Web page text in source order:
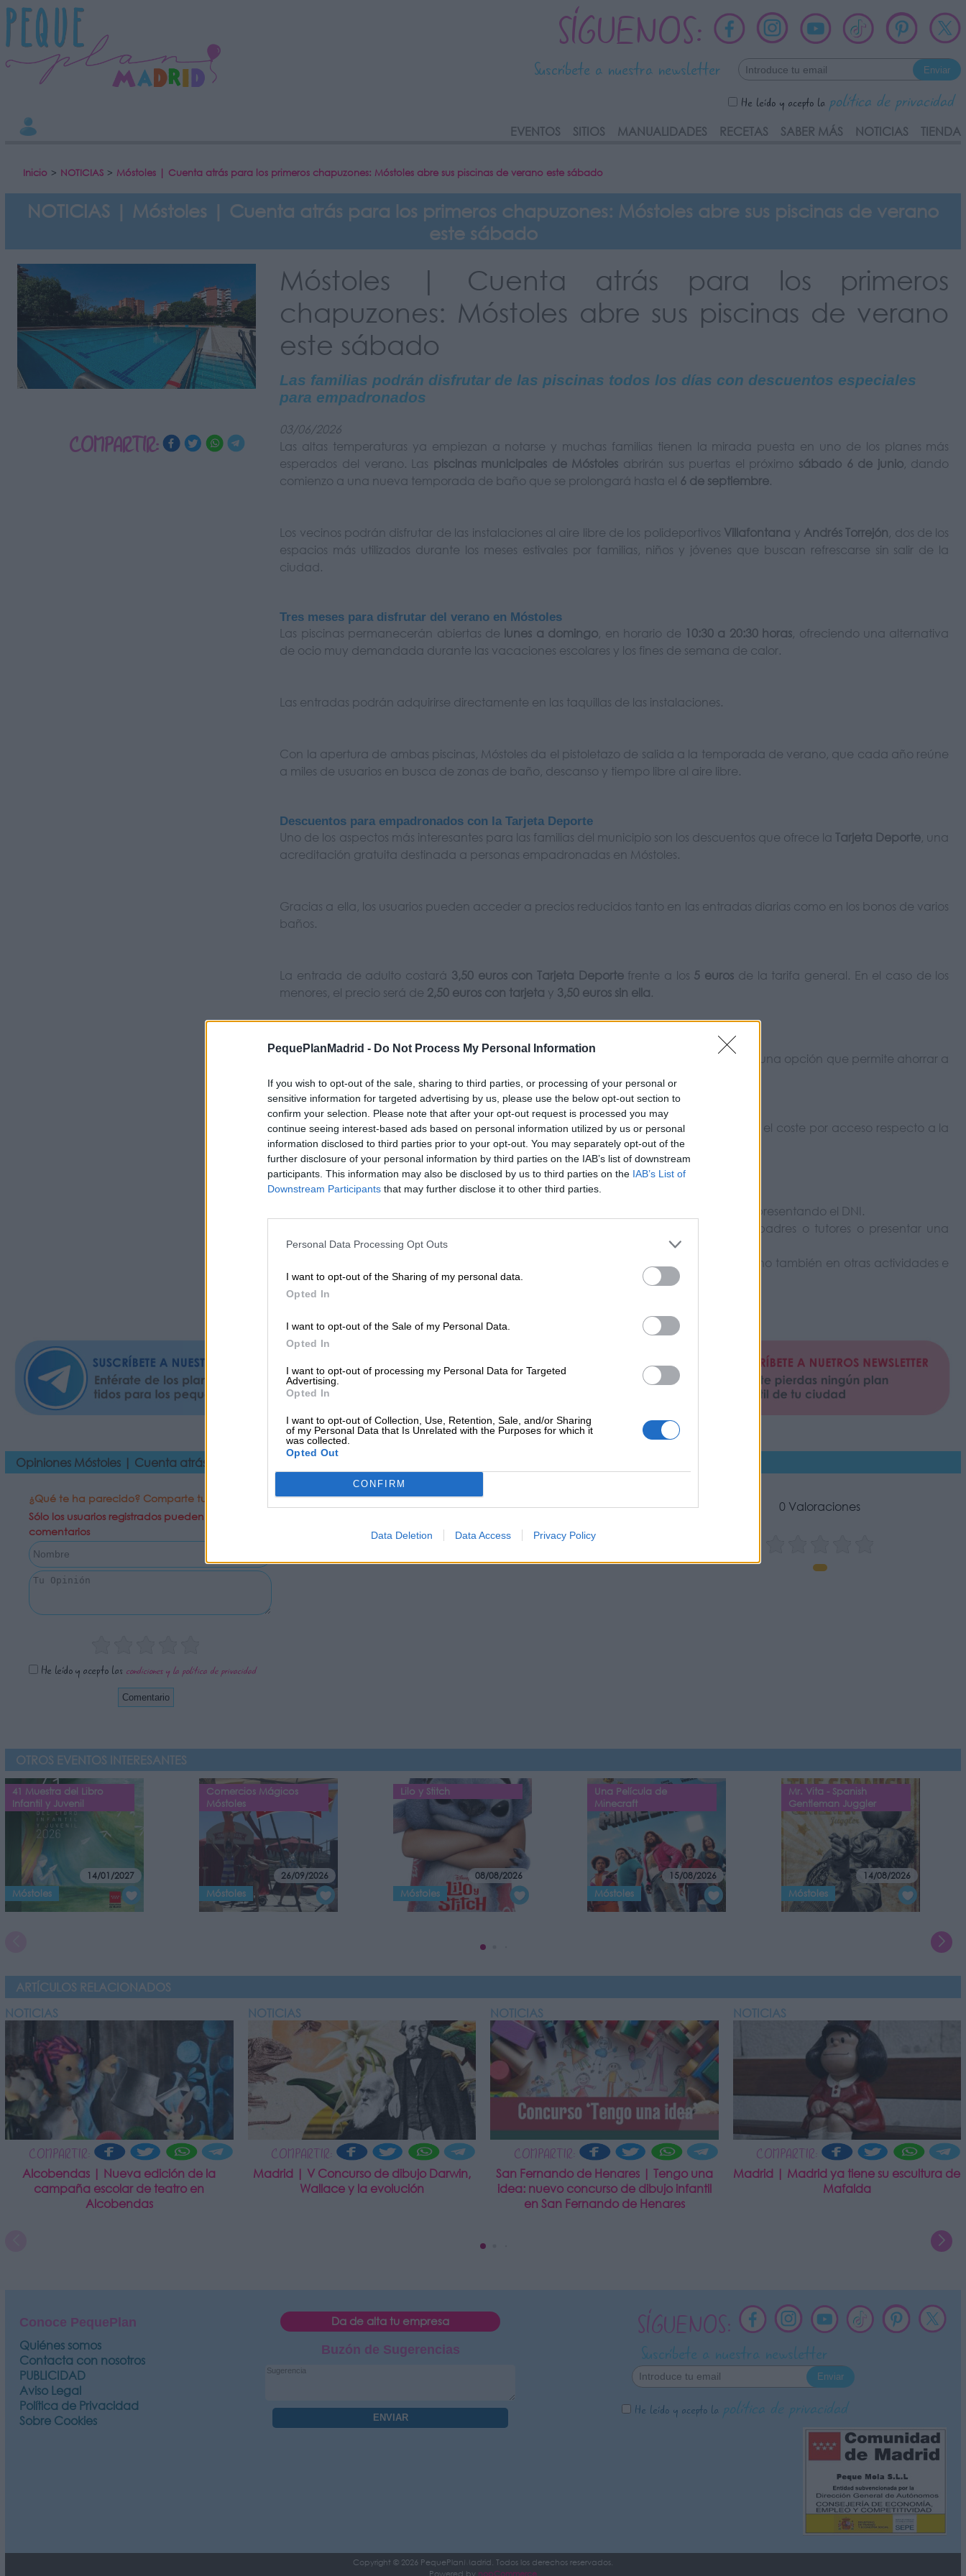
PequePlanMadrid - Do Not Process My Personal Information
If you wish to opt-out of the sale, sharing to third parties, or processing of your personal or
sensitive information for targeted advertising by us, please use the below opt-out section to
confirm your selection. Please note that after your opt-out request is processed you may
continue seeing interest-based ads based on personal information utilized by us or personal
information disclosed to third parties prior to your opt-out. You may separately opt-out of the
further disclosure of your personal information by third parties on the IAB’s list of downstream
participants. This information may also be disclosed by us to third parties on the IAB’s List of
Downstream Participants that may further disclose it to other third parties.
Personal Data Processing Opt Outs
I want to opt-out of the Sharing of my personal data.
Opted In
I want to opt-out of the Sale of my Personal Data.
Opted In
I want to opt-out of processing my Personal Data for Targeted
Advertising.
Opted In
I want to opt-out of Collection, Use, Retention, Sale, and/or Sharing
of my Personal Data that Is Unrelated with the Purposes for which it
was collected.
Opted Out
CONFIRM
Data Deletion Data Access Privacy Policy
SÍGUENOS:
Suscríbete a nuestra newsletter
He leído y acepto la política de privacidad
EVENTOS SITIOS MANUALIDADES RECETAS SABER MÁS NOTICIAS TIENDA
Inicio > NOTICIAS > Móstoles | Cuenta atrás para los primeros chapuzones: Móstoles abre sus piscinas de verano este sábado
NOTICIAS | Móstoles | Cuenta atrás para los primeros chapuzones: Móstoles abre sus piscinas de verano
este sábado
COMPARTIR:
Móstoles | Cuenta atrás para los primeros
chapuzones: Móstoles abre sus piscinas de verano
este sábado
Las familias podrán disfrutar de las piscinas todos los días con descuentos especiales
para empadronados
03/06/2026
Las altas temperaturas ya empiezan a notarse y muchas familias tienen la mirada puesta en uno de los planes más
esperados del verano. Las piscinas municipales de Móstoles abrirán sus puertas el próximo sábado 6 de junio, dando
comienzo a una nueva temporada de baño que se prolongará hasta el 6 de septiembre.
Los vecinos podrán disfrutar de las instalaciones al aire libre de los polideportivos Villafontana y Andrés Torrejón , dos de los
espacios más utilizados durante los meses estivales por familias, niños y jóvenes que buscan refrescarse sin salir de la
ciudad.
Tres meses para disfrutar del verano en Móstoles
Las piscinas permanecerán abiertas de lunes a domingo , en horario de 10:30 a 20:30 horas , ofreciendo una alternativa
de ocio muy demandada durante las vacaciones escolares y los fines de semana de calor.
Las entradas podrán adquirirse directamente en las taquillas de las instalaciones.
Con la apertura de ambas piscinas, Móstoles da el pistoletazo de salida a la temporada de verano, que cada año reúne
a miles de usuarios en busca de zonas de baño, descanso y tiempo libre al aire libre.
Descuentos para empadronados con la Tarjeta Deporte
Uno de los aspectos más interesantes para las familias del municipio son los descuentos que ofrece la Tarjeta Deporte , una
acreditación gratuita destinada a personas empadronadas en Móstoles.
Gracias a ella, los usuarios pueden acceder a precios reducidos tanto en las entradas diarias como en los bonos de varios
baños.
La entrada de adulto costará 3,50 euros con Tarjeta Deportefrente a los 5 euros de la tarifa general. En el caso de los
menores, el precio será de 2,50 euros con tarjeta y 3,50 euros sin ella.
Bonos para quienes acuden con frecuencia
Además de las entradas individuales, el Ayuntamiento ofrece bonos de 10 y 20 baños
, una opción que permite ahorrar a
Estos bonos están disponibles tanto para adultos como para público infantil y reducen el coste por acceso respecto a la
compra de entradas sueltas.
Cómo conseguir la Tarjeta Deporte
es gratuita y puede solicitarse en los centros deportivos municipales presentando el DNI.
En el caso de los menores de edad, será necesario acudir acompañados por los padres o tutores o presentar una
autorización firmada.
Esta tarjeta no solo permite acceder a precios reducidos en las piscinas municipales, sino también en otras actividades e
instalaciones deportivas de la ciudad.
Opiniones Móstoles | Cuenta atrás para los primeros chapuzones: Móstoles abre sus piscinas de verano este sábado
¿Qué te ha parecido? Comparte tu opinión:
Sólo los usuarios registrados pueden escribir
comentarios
He leído y acepto las condiciones y la política de privacidad
0 Valoraciones
OTROS EVENTOS INTERESANTES
41 Muestra del Libro
Infantil y Juvenil
14/01/2027
Móstoles
Comercios Mágicos
Móstoles
26/09/2026
Móstoles
Lilo y Stitch
08/08/2026
Móstoles
Una Película de
Minecraft
15/08/2026
Móstoles
Mr. Vita - Spanish
Gentleman Juggler
14/08/2026
Móstoles
ARTÍCULOS RELACIONADOS
NOTICIAS
COMPARTIR:
Alcobendas | Nueva edición de la
campaña escolar de teatro en
Alcobendas
NOTICIAS
COMPARTIR:
Madrid | V Concurso de dibujo Darwin,
Wallace y la evolución
NOTICIAS
COMPARTIR:
San Fernando de Henares | Tengo una
idea: nuevo concurso de dibujo infantil
en San Fernando de Henares
NOTICIAS
COMPARTIR:
Madrid | Madrid ya tiene su escultura de
Mafalda
Conoce PequePlan
Quiénes somos
Contacta con nosotros
PUBLICIDAD
Aviso Legal
Política de Privacidad
Sobre Cookies
Da de alta tu empresa
Buzón de Sugerencias
SÍGUENOS:
Suscríbete a nuestra newsletter
He leído y acepto la política de privacidad
Copyright © 2026 PequePlanMadrid. Todos los derechos reservados.
Powered by nopCommerce
INFORMACION SOBRE LA PROTECCIÓN DE TUS DATOS
Responsable:
Finalidad:
Datos tratados:
Información adicional